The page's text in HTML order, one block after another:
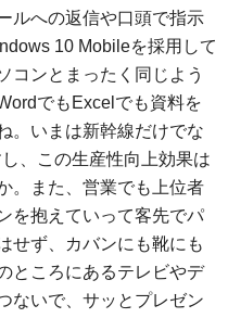
ルへの返信や口頭で指示
10 Mobileを採用して
コンとまったく同じよう
でもExcelでも資料を
。いまは新幹線だけでな
、この生産性向上効果は
。また、営業でも上位者
を抱えていって客先でパ
せず、カバンにも靴にも
ところにあるテレビやデ
ないで、サッとプレゼン